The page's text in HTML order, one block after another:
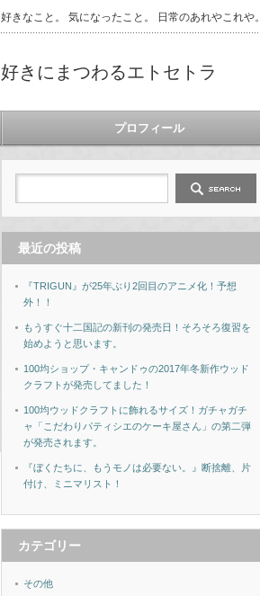
好きなこと。 気になったこと。 日常のあれやこれや
好きにまつわるエトセトラ
プロフィール
最近の投稿
『TRIGUN』が25年ぶり2回目のアニメ化！予想
外！！
もうすぐ十二国記の新刊の発売日！そろそろ復習を
始めようと思います。
100均ショップ・キャンドゥの2017年冬新作ウッド
クラフトが発売してました！
100均ウッドクラフトに飾れるサイズ！ガチャガチ
ャ「こだわりパティシエのケーキ屋さん」の第二弾
が発売されます。
『ぼくたちに、もうモノは必要ない。』断捨離、片
付け、ミニマリスト！
カテゴリー
その他